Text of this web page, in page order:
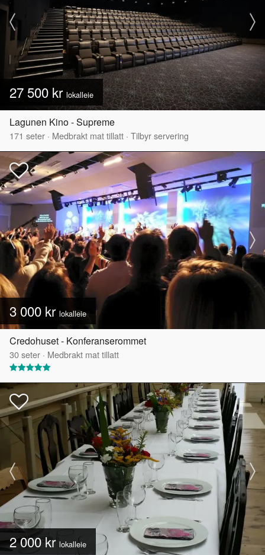
27 500 kr lokalleie
Lagunen Kino - Supreme
171 seter · Medbrakt mat tillatt · Tilbyr servering
3 000 kr lokalleie
Credohuset - Konferanserommet
30seter · Medbrakt mat tillatt
2 000 kr lokalleie